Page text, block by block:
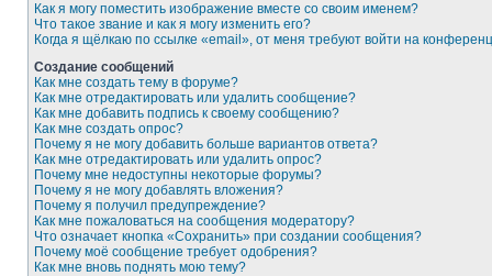
Как я могу поместить изображение вместе со своим именем?
Что такое звание и как я могу изменить его?
Когда я щёлкаю по ссылке «email», от меня требуют войти на
Создание сообщений
Как мне создать тему в форуме?
Как мне отредактировать или удалить сообщение?
Как мне добавить подпись к своему сообщению?
Как мне создать опрос?
Почему я не могу добавить больше вариантов ответа?
Как мне отредактировать или удалить опрос?
Почему мне недоступны некоторые форумы?
Почему я не могу добавлять вложения?
Почему я получил предупреждение?
Как мне пожаловаться на сообщения модератору?
Что означает кнопка «Сохранить» при создании сообщения?
Почему моё сообщение требует одобрения?
Как мне вновь поднять мою тему?